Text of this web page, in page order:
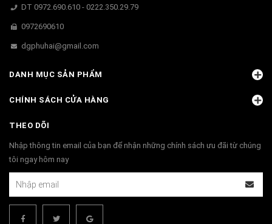
DT 0972.690.610 - 0222.350.29.79
0972690610
dgphuhai@gmail.com
DANH MỤC SẢN PHẨM
CHÍNH SÁCH CỬA HÀNG
THEO DÕI
Nhập thông tin email của bạn để nhận những chính sách ưu đãi từ chúng
tôi ngay hôm nay